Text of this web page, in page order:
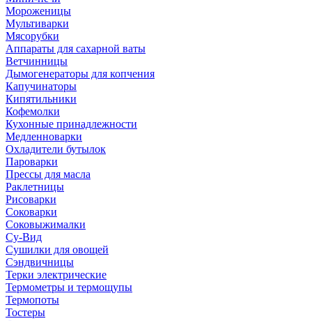
Мороженицы
Мультиварки
Мясорубки
Аппараты для сахарной ваты
Ветчинницы
Дымогенераторы для копчения
Капучинаторы
Кипятильники
Кофемолки
Кухонные принадлежности
Медленноварки
Охладители бутылок
Пароварки
Прессы для масла
Раклетницы
Рисоварки
Соковарки
Соковыжималки
Су-Вид
Сушилки для овощей
Сэндвичницы
Терки электрические
Термометры и термощупы
Термопоты
Тостеры